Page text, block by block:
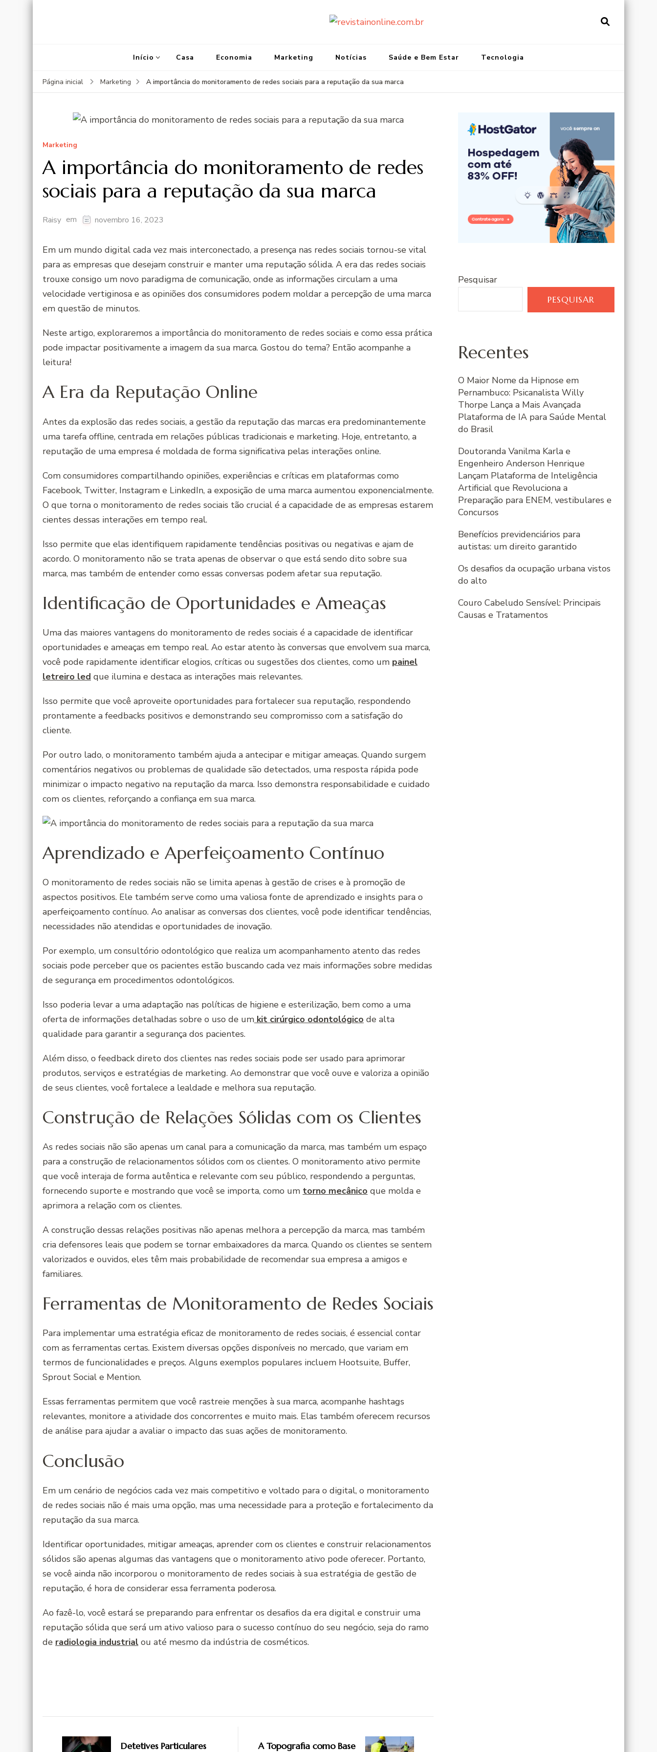
Início Casa Economia Marketing Notícias Saúde e Bem Estar Tecnologia
Página inicial Marketing A importância do monitoramento de redes sociais para a reputação da sua marca
Marketing
A importância do monitoramento de redes
sociais para a reputação da sua marca
Raisy em novembro 16, 2023
Em um mundo digital cada vez mais interconectado, a presença nas redes sociais tornou-se vital
para as empresas que desejam construir e manter uma reputação sólida. A era das redes sociais
trouxe consigo um novo paradigma de comunicação, onde as informações circulam a uma
velocidade vertiginosa e as opiniões dos consumidores podem moldar a percepção de uma marca
em questão de minutos.
Neste artigo, exploraremos a importância do monitoramento de redes sociais e como essa prática
pode impactar positivamente a imagem da sua marca. Gostou do tema? Então acompanhe a
leitura!
A Era da Reputação Online
Antes da explosão das redes sociais, a gestão da reputação das marcas era predominantemente
uma tarefa offline, centrada em relações públicas tradicionais e marketing. Hoje, entretanto, a
reputação de uma empresa é moldada de forma significativa pelas interações online.
Com consumidores compartilhando opiniões, experiências e críticas em plataformas como
Facebook, Twitter, Instagram e LinkedIn, a exposição de uma marca aumentou exponencialmente.
O que torna o monitoramento de redes sociais tão crucial é a capacidade de as empresas estarem
cientes dessas interações em tempo real.
Isso permite que elas identifiquem rapidamente tendências positivas ou negativas e ajam de
acordo. O monitoramento não se trata apenas de observar o que está sendo dito sobre sua
marca, mas também de entender como essas conversas podem afetar sua reputação.
Identificação de Oportunidades e Ameaças
Uma das maiores vantagens do monitoramento de redes sociais é a capacidade de identificar
oportunidades e ameaças em tempo real. Ao estar atento às conversas que envolvem sua marca,
você pode rapidamente identificar elogios, críticas ou sugestões dos clientes, como um painel
letreiro led que ilumina e destaca as interações mais relevantes.
Isso permite que você aproveite oportunidades para fortalecer sua reputação, respondendo
prontamente a feedbacks positivos e demonstrando seu compromisso com a satisfação do
cliente.
Por outro lado, o monitoramento também ajuda a antecipar e mitigar ameaças. Quando surgem
comentários negativos ou problemas de qualidade são detectados, uma resposta rápida pode
minimizar o impacto negativo na reputação da marca. Isso demonstra responsabilidade e cuidado
com os clientes, reforçando a confiança em sua marca.
Aprendizado e Aperfeiçoamento Contínuo
O monitoramento de redes sociais não se limita apenas à gestão de crises e à promoção de
aspectos positivos. Ele também serve como uma valiosa fonte de aprendizado e insights para o
aperfeiçoamento contínuo. Ao analisar as conversas dos clientes, você pode identificar tendências,
necessidades não atendidas e oportunidades de inovação.
Por exemplo, um consultório odontológico que realiza um acompanhamento atento das redes
sociais pode perceber que os pacientes estão buscando cada vez mais informações sobre medidas
de segurança em procedimentos odontológicos.
Isso poderia levar a uma adaptação nas políticas de higiene e esterilização, bem como a uma
oferta de informações detalhadas sobre o uso de um kit cirúrgico odontológico de alta
qualidade para garantir a segurança dos pacientes.
Além disso, o feedback direto dos clientes nas redes sociais pode ser usado para aprimorar
produtos, serviços e estratégias de marketing. Ao demonstrar que você ouve e valoriza a opinião
de seus clientes, você fortalece a lealdade e melhora sua reputação.
Construção de Relações Sólidas com os Clientes
As redes sociais não são apenas um canal para a comunicação da marca, mas também um espaço
para a construção de relacionamentos sólidos com os clientes. O monitoramento ativo permite
que você interaja de forma autêntica e relevante com seu público, respondendo a perguntas,
fornecendo suporte e mostrando que você se importa, como um torno mecânico que molda e
aprimora a relação com os clientes.
A construção dessas relações positivas não apenas melhora a percepção da marca, mas também
cria defensores leais que podem se tornar embaixadores da marca. Quando os clientes se sentem
valorizados e ouvidos, eles têm mais probabilidade de recomendar sua empresa a amigos e
familiares.
Ferramentas de Monitoramento de Redes Sociais
Para implementar uma estratégia eficaz de monitoramento de redes sociais, é essencial contar
com as ferramentas certas. Existem diversas opções disponíveis no mercado, que variam em
termos de funcionalidades e preços. Alguns exemplos populares incluem Hootsuite, Buffer,
Sprout Social e Mention.
Essas ferramentas permitem que você rastreie menções à sua marca, acompanhe hashtags
relevantes, monitore a atividade dos concorrentes e muito mais. Elas também oferecem recursos
de análise para ajudar a avaliar o impacto das suas ações de monitoramento.
Conclusão
Em um cenário de negócios cada vez mais competitivo e voltado para o digital, o monitoramento
de redes sociais não é mais uma opção, mas uma necessidade para a proteção e fortalecimento da
reputação da sua marca.
Identificar oportunidades, mitigar ameaças, aprender com os clientes e construir relacionamentos
sólidos são apenas algumas das vantagens que o monitoramento ativo pode oferecer. Portanto,
se você ainda não incorporou o monitoramento de redes sociais à sua estratégia de gestão de
reputação, é hora de considerar essa ferramenta poderosa.
Ao fazê-lo, você estará se preparando para enfrentar os desafios da era digital e construir uma
reputação sólida que será um ativo valioso para o sucesso contínuo do seu negócio, seja do ramo
de radiologia industrial ou até mesmo da indústria de cosméticos.
Detetives Particulares A Topografia como Base
Pesquisar
PESQUISAR
Recentes
O Maior Nome da Hipnose em
Pernambuco: Psicanalista Willy
Thorpe Lança a Mais Avançada
Plataforma de IA para Saúde Mental
do Brasil
Doutoranda Vanilma Karla e
Engenheiro Anderson Henrique
Lançam Plataforma de Inteligência
Artificial que Revoluciona a
Preparação para ENEM, vestibulares e
Concursos
Benefícios previdenciários para
autistas: um direito garantido
Os desafios da ocupação urbana vistos
do alto
Couro Cabeludo Sensível: Principais
Causas e Tratamentos